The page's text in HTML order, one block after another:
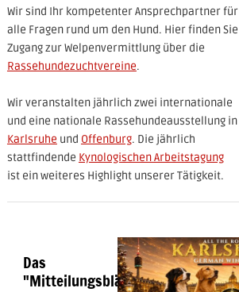
Wir sind Ihr kompetenter Ansprechpartner für
alle Fragen rund um den Hund. Hier finden Sie
Zugang zur Welpenvermittlung über die
Rassehundezuchtvereine.
Wir veranstalten jährlich zwei internationale
und eine nationale Rassehundeausstellung in
Karlsruhe und Offenburg. Die jährlich
stattfindende Kynologischen Arbeitstagung
ist ein weiteres Highlight unserer Tätigkeit.
Das
"Mitteilungsblättle"